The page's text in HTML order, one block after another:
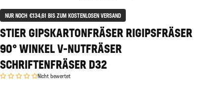
NUR NOCH €134,61 BIS ZUM KOSTENLOSEN VERSAND
STIER GIPSKARTONFRÄSER RIGIPSFRÄSER
90° WINKEL V-NUTFRÄSER
SCHRIFTENFRÄSER D32
Nicht bewertet